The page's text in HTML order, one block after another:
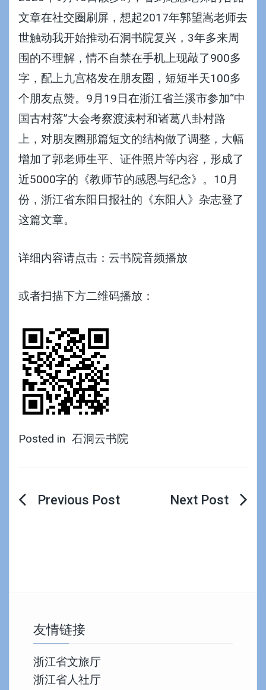
文章在社交圈刷屏，想起2017年郭望嵩老师去
世触动我开始推动石洞书院复兴，3年多来周
围的不理解，情不自禁在手机上现敲了900多
字，配上九宫格发在朋友圈，短短半天100多
个朋友点赞。9月19日在浙江省兰溪市参加“中
国古村落”大会考察渡渎村和诸葛八卦村路
上，对朋友圈那篇短文的结构做了调整，大幅
增加了郭老师生平、证件照片等内容，形成了
近5000字的《教师节的感恩与纪念》。10月
份，浙江省东阳日报社的《东阳人》杂志登了
这篇文章。
详细内容请点击：云书院音频播放
或者扫描下方二维码播放：
Posted in 石洞云书院
文
友情链接
浙江省文旅厅
浙江省人社厅